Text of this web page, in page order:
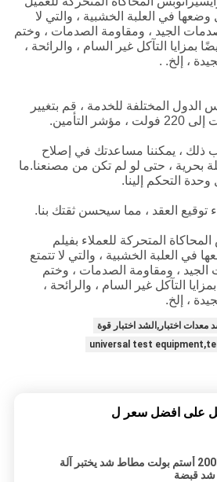
في العلبة الخشبية ، والتي لا
الجيد ، ومقاومة الصدمات ، وختم
بمزايا التآكل غير السام ، والرائحة ،
، إلخ. .
المختلفة للخدمة ، قم بتغيير
جانب ذلك ، يمكننا مساعدتك في إصلاح
بحرية ، حتى لو لم تكن من مصنعنا.ما
التحكم إلينا.
توقيع العقد ، مما سيحسن ثقتك بنا.
المتحركة للعملاء بفيلم
في العلبة الخشبية ، والتي لا تتمتع
، ومقاومة الصدمات ، وختم
التآكل غير السام ، والرائحة ،
، إلخ.
معدات اختبار,الشد اختبار قوة
universal test
على افضل سعر ل
200kg أستم بولت مطاط شد يختبر آلة
شد قبضة